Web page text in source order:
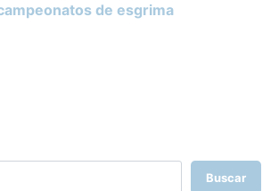
de esgrima
Buscar